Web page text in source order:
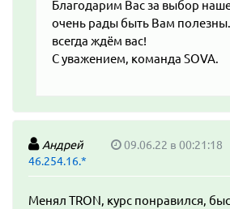
Благодарим Вас за выбор
очень рады быть Вам
всегда ждём вас!
С уважением, команда SOVA.
Андрей 09.06.22 в 00:21:18
46.254.16.*
Менял TRON, курс понравился,